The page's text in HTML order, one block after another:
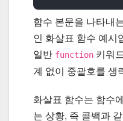
함수 본문을 나타내
인 화살표 함수 예시
일반 function 키워
계 없이 중괄호를 생
화살표 함수는 함수
는 상황, 즉 콜백과